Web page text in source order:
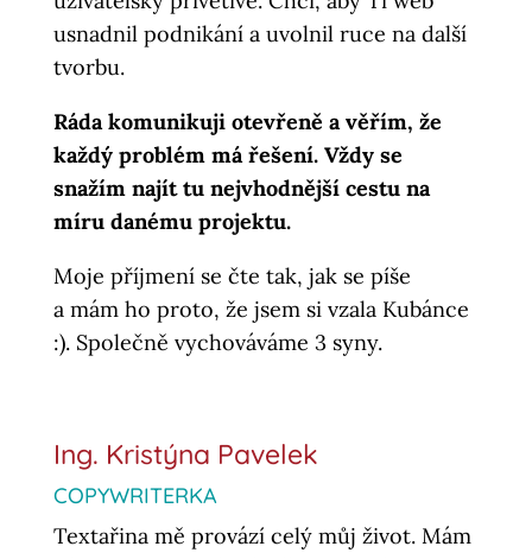
usnadnil podnikání a uvolnil ruce na další
tvorbu.
Ráda komunikuji otevřeně a věřím, že
každý problém má řešení. Vždy se
snažím najít tu nejvhodnější cestu na
míru danému projektu.
Moje příjmení se čte tak, jak se píše
a mám ho proto, že jsem si vzala Kubánce
:). Společně vychováváme 3 syny.
Ing. Kristýna Pavelek
COPYWRITERKA
Textařina mě provází celý můj život. Mám